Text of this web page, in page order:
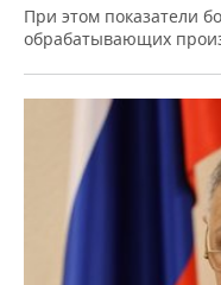
При этом показатели
обрабатывающих